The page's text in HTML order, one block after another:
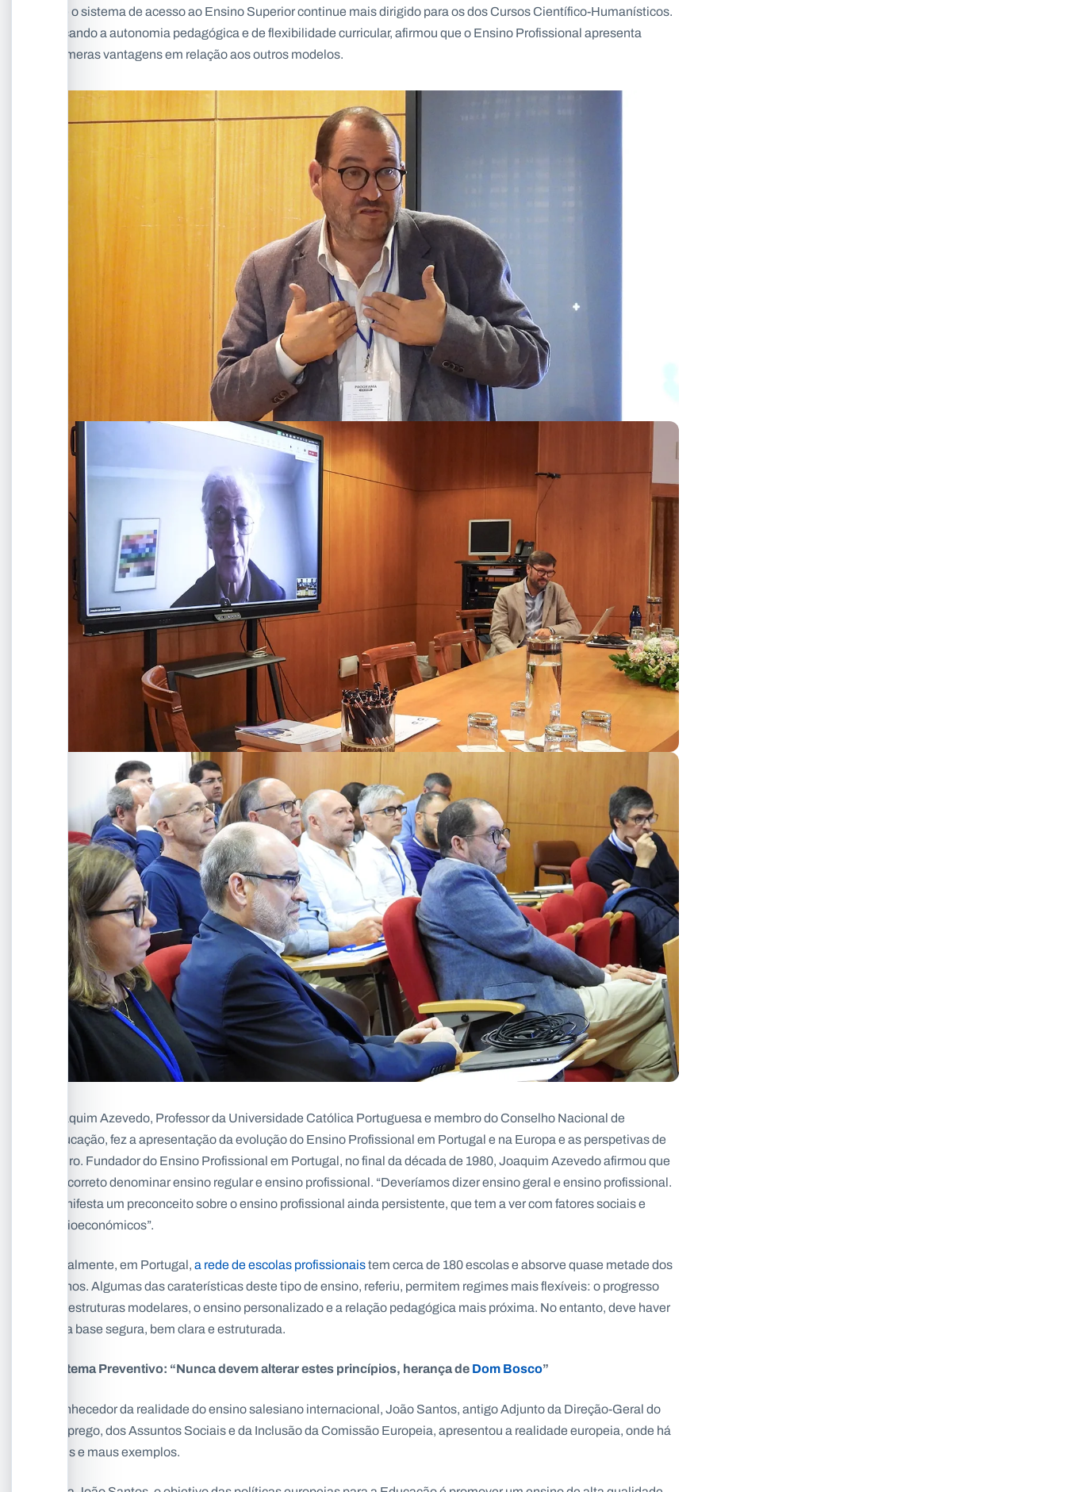
que o sistema de acesso ao Ensino Superior continue mais dirigido para os dos Cursos Científico-Humanísticos.
Focando a autonomia pedagógica e de flexibilidade curricular, afirmou que o Ensino Profissional apresenta
inúmeras vantagens em relação aos outros modelos.
Joaquim Azevedo, Professor da Universidade Católica Portuguesa e membro do Conselho Nacional de
Educação, fez a apresentação da evolução do Ensino Profissional em Portugal e na Europa e as perspetivas de
futuro. Fundador do Ensino Profissional em Portugal, no final da década de 1980, Joaquim Azevedo afirmou que
é incorreto denominar ensino regular e ensino profissional. “Deveríamos dizer ensino geral e ensino profissional.
Manifesta um preconceito sobre o ensino profissional ainda persistente, que tem a ver com fatores sociais e
socioeconómicos”.
Atualmente, em Portugal,a rede de escolas profissionaistem cerca de 180 escolas e absorve quase metade dos
alunos. Algumas das caraterísticas deste tipo de ensino, referiu, permitem regimes mais flexíveis: o progresso
por estruturas modelares, o ensino personalizado e a relação pedagógica mais próxima. No entanto, deve haver
uma base segura, bem clara e estruturada.
Sistema Preventivo: “Nunca devem alterar estes princípios, herança deDom Bosco”
Conhecedor da realidade do ensino salesiano internacional, João Santos, antigo Adjunto da Direção-Geral do
Emprego, dos Assuntos Sociais e da Inclusão da Comissão Europeia, apresentou a realidade europeia, onde há
bons e maus exemplos.